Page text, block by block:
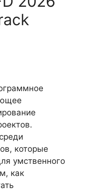
которые
умственного
как